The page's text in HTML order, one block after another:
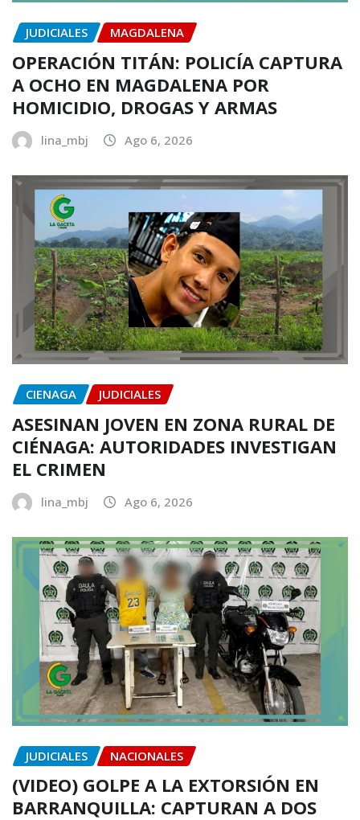
JUDICIALES MAGDALENA
OPERACIÓN TITÁN: POLICÍA CAPTURA
A OCHO EN MAGDALENA POR
HOMICIDIO, DROGAS Y ARMAS
lina_mbj Ago 6, 2026
CIENAGA JUDICIALES
ASESINAN JOVEN EN ZONA RURAL DE
CIÉNAGA: AUTORIDADES INVESTIGAN
EL CRIMEN
lina_mbj Ago 6, 2026
JUDICIALES NACIONALES
(VIDEO) GOLPE A LA EXTORSIÓN EN
BARRANQUILLA: CAPTURAN A DOS